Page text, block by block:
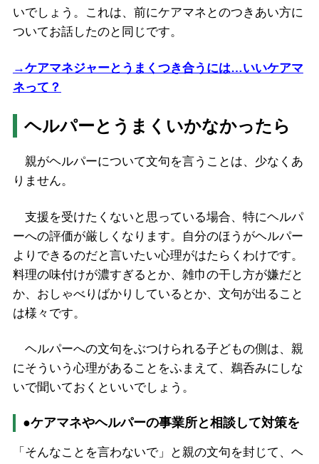
いでしょう。これは、前にケアマネとのつきあい方に
ついてお話したのと同じです。
→ケアマネジャーとうまくつき合うには…いいケアマ
ネって？
ヘルパーとうまくいかなかったら
親がヘルパーについて文句を言うことは、少なくあ
りません。
支援を受けたくないと思っている場合、特にヘルパ
ーへの評価が厳しくなります。自分のほうがヘルパー
よりできるのだと言いたい心理がはたらくわけです。
料理の味付けが濃すぎるとか、雑巾の干し方が嫌だと
か、おしゃべりばかりしているとか、文句が出ること
は様々です。
ヘルパーへの文句をぶつけられる子どもの側は、親
にそういう心理があることをふまえて、鵜呑みにしな
いで聞いておくといいでしょう。
●ケアマネやヘルパーの事業所と相談して対策を
「そんなことを言わないで」と親の文句を封じて、ヘ